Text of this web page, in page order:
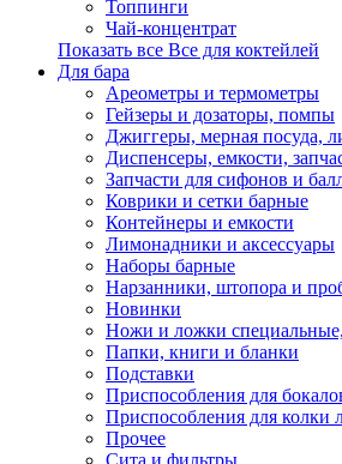
Топпинги
Чай-концентрат
Показать все Все для коктейлей
Для бара
Ареометры и термометры
Гейзеры и дозаторы, помпы
Джиггеры, мерная посуда,
Диспенсеры, емкости,
Запчасти для сифонов и
Коврики и сетки барные
Контейнеры и емкости
Лимонадники и аксессуары
Наборы барные
Нарзанники, штопора и
Новинки
Ножи и ложки
Папки, книги и бланки
Подставки
Приспособления для
Приспособления для колки
Прочее
Сита и фильтры